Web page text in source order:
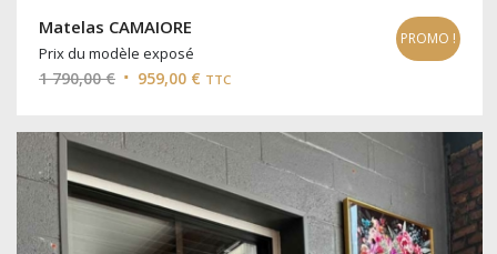
Matelas CAMAIORE
Prix du modèle exposé
1 790,00€ Le
initial
était :
1
790,00 €.
959,00 € Le
actuel
959,00 €.
TTC
PROMO !